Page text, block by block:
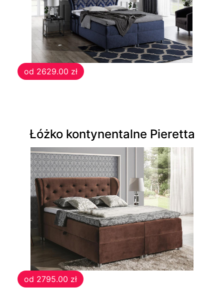
od 2629.00 zł
Łóżko kontynentalne Pieretta
od 2795.00 zł